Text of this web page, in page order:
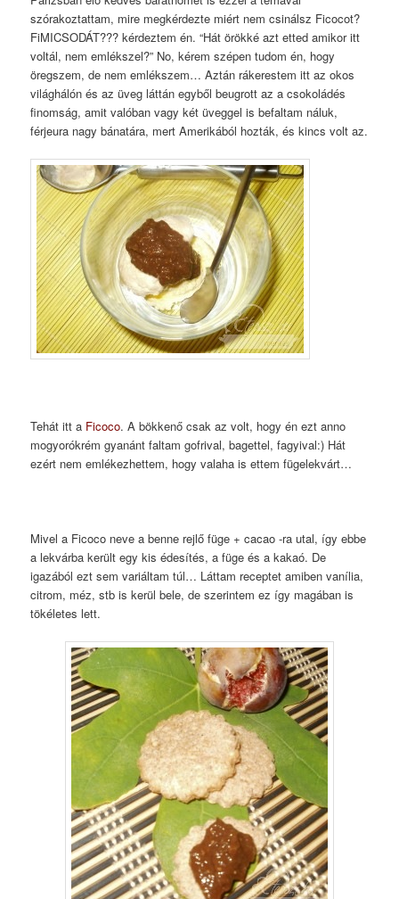
szórakoztattam, mire megkérdezte miért nem csinálsz Ficocot?
FiMICSODÁT??? kérdeztem én. “Hát örökké azt etted amikor itt
voltál, nem emlékszel?” No, kérem szépen tudom én, hogy
öregszem, de nem emlékszem… Aztán rákerestem itt az okos
világhálón és az üveg láttán egyből beugrott az a csokoládés
finomság, amit valóban vagy két üveggel is befaltam náluk,
férjeura nagy bánatára, mert Amerikából hozták, és kincs volt az.
Tehát itt a Ficoco. A bökkenő csak az volt, hogy én ezt anno
mogyorókrém gyanánt faltam gofrival, bagettel, fagyival:) Hát
ezért nem emlékezhettem, hogy valaha is ettem fügelekvárt…
Mivel a Ficoco neve a benne rejlő füge + cacao -ra utal, így ebbe
a lekvárba került egy kis édesítés, a füge és a kakaó. De
igazából ezt sem variáltam túl… Láttam receptet amiben vanília,
citrom, méz, stb is kerül bele, de szerintem ez így magában is
tökéletes lett.